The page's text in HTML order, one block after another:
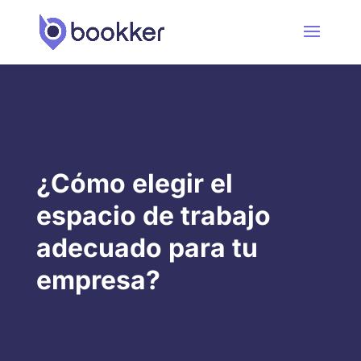
¿Cómo elegir el
espacio de trabajo
adecuado para tu
empresa?